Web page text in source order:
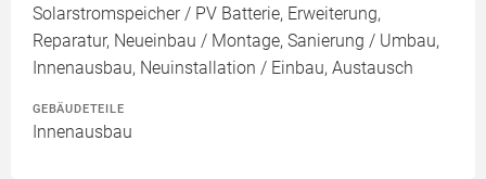
Solarstromspeicher / PV Batterie, Erweiterung,
Reparatur, Neueinbau / Montage, Sanierung / Umbau,
Innenausbau, Neuinstallation / Einbau, Austausch
GEBÄUDETEILE
Innenausbau